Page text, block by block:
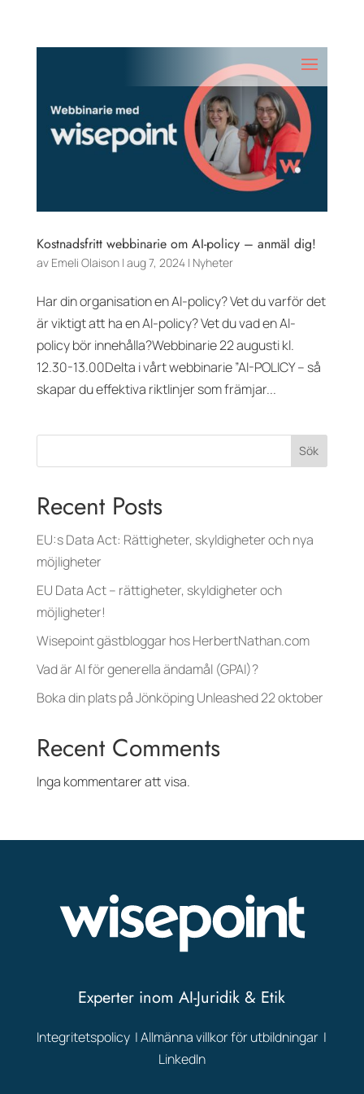
Kostnadsfritt webbinarie om AI-policy – anmäl dig!
av Emeli Olaison| aug 7, 2024| Nyheter
Har din organisation en AI-policy? Vet du varför det
är viktigt att ha en AI-policy? Vet du vad en AI-
policy bör innehålla?Webbinarie 22 augusti kl.
12.30-13.00Delta i vårt webbinarie ”AI-POLICY – så
skapar du effektiva riktlinjer som främjar...
Sök
Recent Posts
EU:s Data Act: Rättigheter, skyldigheter och nya
möjligheter
EU Data Act – rättigheter, skyldigheter och
möjligheter!
Wisepoint gästbloggar hos HerbertNathan.com
Vad är AI för generella ändamål (GPAI)?
Boka din plats på Jönköping Unleashed 22 oktober
Recent Comments
Inga kommentarer att visa.
Experter inom AI-Juridik & Etik
Integritetspolicy |Allmänna villkor för utbildningar |
LinkedIn